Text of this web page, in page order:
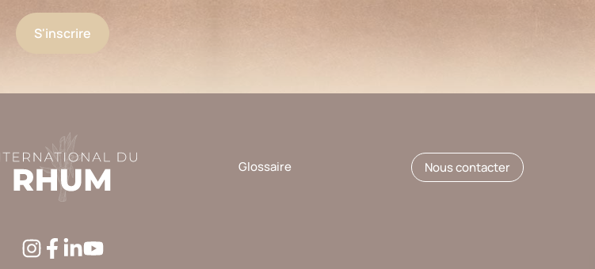
Glossaire Nous contacter